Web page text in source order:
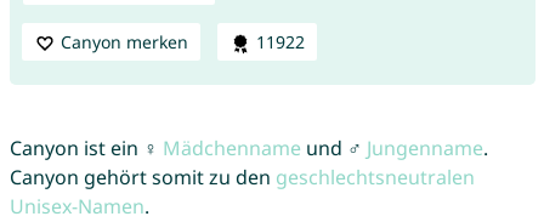
Canyon merken 11922
Canyon ist ein ♀ Mädchenname und ♂ Jungenname.
Canyon gehört somit zu den geschlechtsneutralen
Unisex-Namen.